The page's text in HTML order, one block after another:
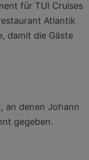
für TUI Cruises
Atlantik
damit die Gäste
an denen Johann
gegeben.